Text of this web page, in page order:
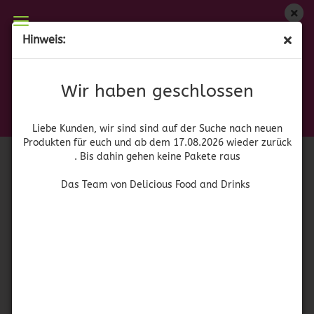
Hinweis:
Wir haben geschlossen
Liebe Kunden, wir sind sind auf der Suche nach neuen
Produkten für euch und ab dem 17.08.2026 wieder zurück
. Bis dahin gehen keine Pakete raus
Das Team von Delicious Food and Drinks
Wir haben geschlossen
zurück. Bis dahin gehen keine Pakete raus
Das Team von Delicious Food and Drinks
relleno de Tamarindo